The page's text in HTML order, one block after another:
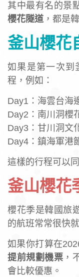
其中最有名的景
櫻花隧道，都是
釜山櫻花
如果是第一次到
程，例如：
Day1：海雲台海
Day2：南川洞櫻
Day3：甘川洞文
Day4：鎮海軍港
這樣的行程可以
釜山櫻花
櫻花季是韓國旅
的航班常常很快
如果你打算在
提前規劃機票 ，
會比較優惠。